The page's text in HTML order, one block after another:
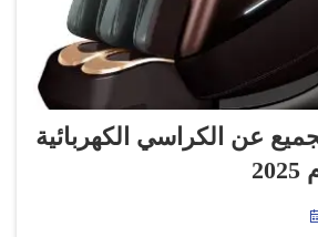
عن الكراسي الكهربائية